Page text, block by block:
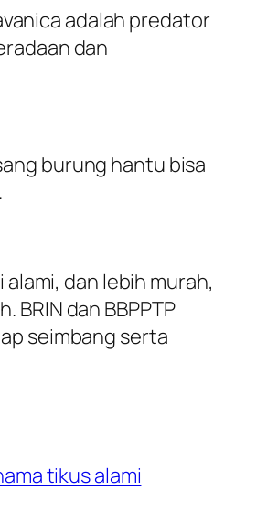
adalah predator
dan
burung hantu bisa
dan lebih murah,
dan BBPPTP
seimbang serta
tikus alami